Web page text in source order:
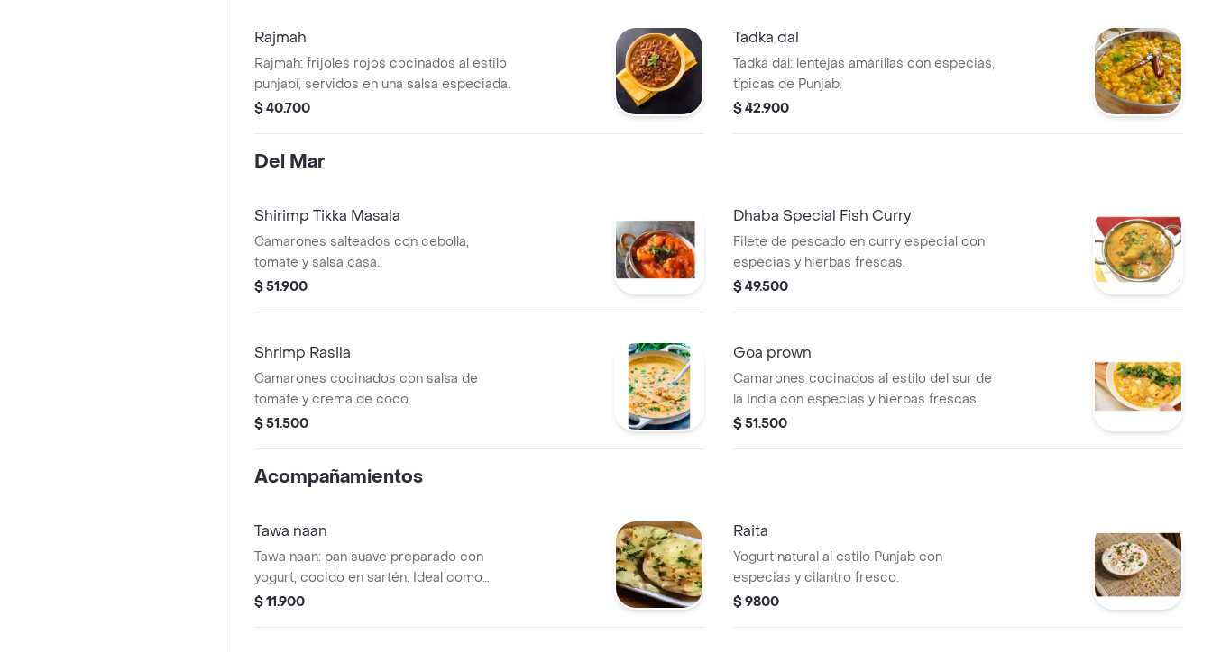
Rajmah
Rajmah: frijoles rojos cocinados al estilo
punjabí, servidos en una salsa especiada.
$ 40.700
Tadka dal
Tadka dal: lentejas amarillas con especias,
típicas de Punjab.
$ 42.900
Del Mar
Shirimp Tikka Masala
Camarones salteados con cebolla,
tomate y salsa casa.
$ 51.900
Dhaba Special Fish Curry
Filete de pescado en curry especial con
especias y hierbas frescas.
$ 49.500
Shrimp Rasila
Camarones cocinados con salsa de
tomate y crema de coco.
$ 51.500
Goa prown
Camarones cocinados al estilo del sur de
la India con especias y hierbas frescas.
$ 51.500
Acompañamientos
Tawa naan
Tawa naan: pan suave preparado con
yogurt, cocido en sartén. Ideal como
acompañamiento.
$ 11.900
Raita
Yogurt natural al estilo Punjab con
especias y cilantro fresco.
$ 9800